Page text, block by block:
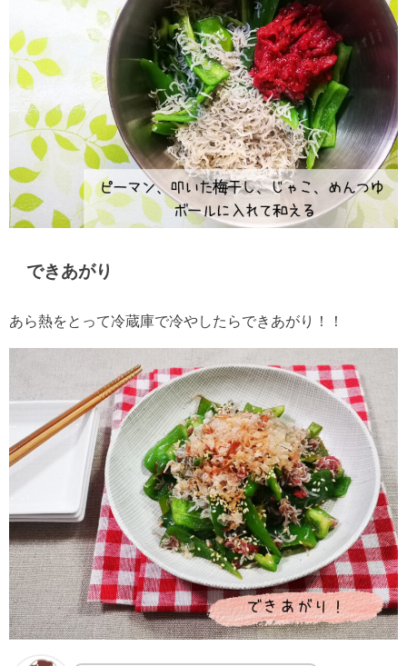
できあがり
あら熱をとって冷蔵庫で冷やしたらできあがり！！